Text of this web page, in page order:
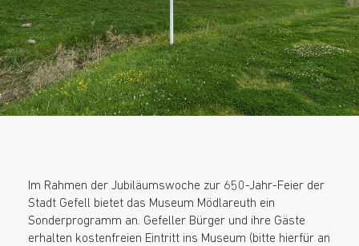
Im Rahmen der Jubiläumswoche zur 650-Jahr-Feier der
Stadt Gefell bietet das Museum Mödlareuth ein
Sonderprogramm an. Gefeller Bürger und ihre Gäste
erhalten kostenfreien Eintritt ins Museum (bitte hierfür an